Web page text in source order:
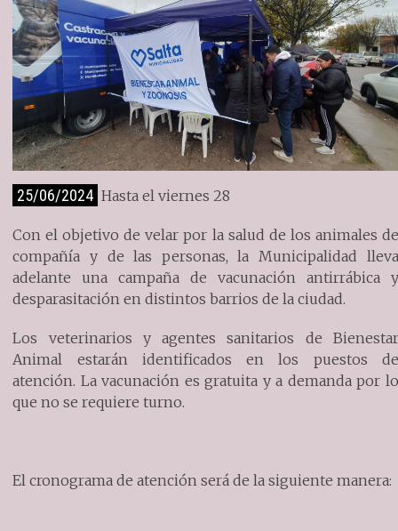
25/06/2024 Hasta el viernes 28
Con el objetivo de velar por la salud de los animales de
compañía y de las personas, la Municipalidad lleva
adelante una campaña de vacunación antirrábica y
desparasitación en distintos barrios de la ciudad.
Los veterinarios y agentes sanitarios de Bienestar
Animal estarán identificados en los puestos de
atención. La vacunación es gratuita y a demanda por lo
que no se requiere turno.
El cronograma de atención será de la siguiente manera: